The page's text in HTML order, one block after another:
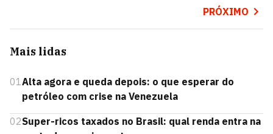
PRÓXIMO
Mais lidas
01Alta agora e queda depois: o que esperar do
petróleo com crise na Venezuela
02Super-ricos taxados no Brasil: qual renda entra na